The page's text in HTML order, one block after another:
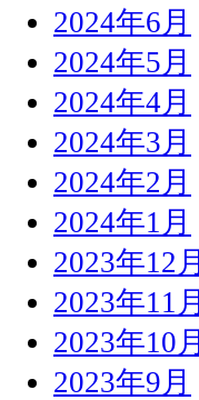
2024年6月
2024年5月
2024年4月
2024年3月
2024年2月
2024年1月
2023年12月
2023年11月
2023年10月
2023年9月